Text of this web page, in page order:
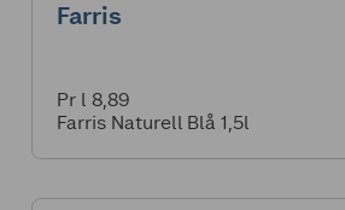
Farris
Pr l 8,89
Farris Naturell Blå 1,5l